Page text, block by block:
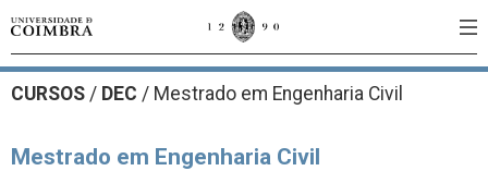
CURSOS / DEC / Mestrado em Engenharia Civil
Mestrado em Engenharia Civil